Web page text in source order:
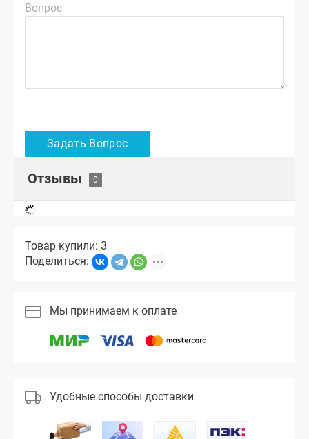
Вопрос
Отзывы
Товар купили: 3
Поделиться:
Мы принимаем к оплате
Удобные способы доставки